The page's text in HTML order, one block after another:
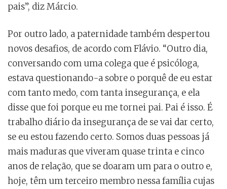
pais”, diz Márcio.
Por outro lado, a paternidade também despertou
novos desafios, de acordo com Flávio. “Outro dia,
conversando com uma colega que é psicóloga,
estava questionando-a sobre o porquê de eu estar
com tanto medo, com tanta insegurança, e ela
disse que foi porque eu me tornei pai. Pai é isso. É
trabalho diário da insegurança de se vai dar certo,
se eu estou fazendo certo. Somos duas pessoas já
mais maduras que viveram quase trinta e cinco
anos de relação, que se doaram um para o outro e,
hoje, têm um terceiro membro nessa família cujas